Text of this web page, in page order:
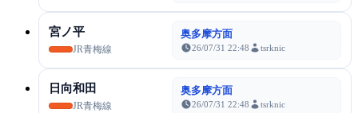
宮ノ平
JR青梅線
奥多摩方面
26/07/31 22:48 tsrknic
日向和田
JR青梅線
奥多摩方面
26/07/31 22:48 tsrknic